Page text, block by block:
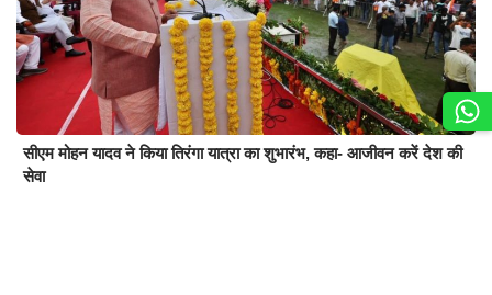
सीएम मोहन यादव ने किया तिरंगा यात्रा का शुभारंभ, कहा- आजीवन करें देश की
सेवा